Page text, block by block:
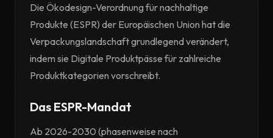
Die Ökodesign-Verordnung für nachhaltige
Produkte (ESPR) der Europäischen Union hat die
Verpackungslandschaft grundlegend verändert,
indem sie Digitale Produktpässe für zahlreiche
Produktkategorien vorschreibt.
Das ESPR-Mandat
Ab 2026-2030 (phasenweise nach